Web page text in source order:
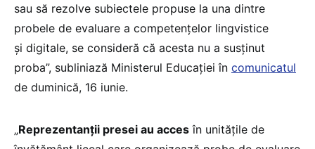
sau să rezolve subiectele propuse la una dintre
probele de evaluare a competenţelor lingvistice
şi digitale, se consideră că acesta nu a susţinut
proba”, subliniază Ministerul Educației în comunicatul
de duminică, 16 iunie.
„Reprezentanţii presei au acces în unităţile de